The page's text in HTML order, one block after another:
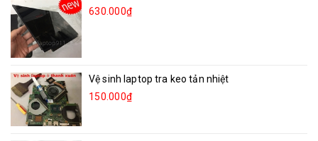
630.000₫
Vệ sinh laptop tra keo tản nhiệt
150.000₫